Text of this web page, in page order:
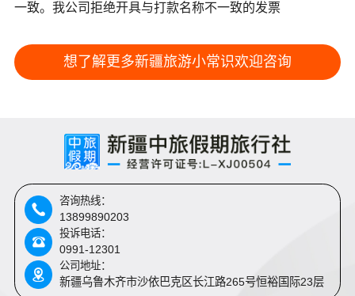
一致。我公司拒绝开具与打款名称不一致的发票
想了解更多新疆旅游小常识欢迎咨询
咨询热线：
13899890203
投诉电话：
0991-12301
公司地址：
新疆乌鲁木齐市沙依巴克区长江路265号恒裕国际23层